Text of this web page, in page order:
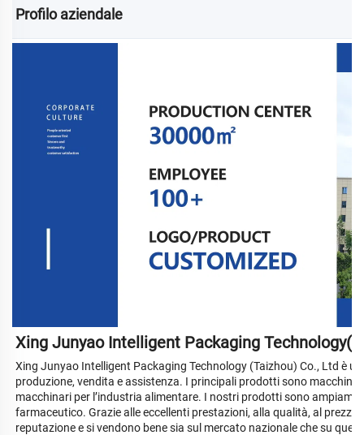
Profilo aziendale
Xing Junyao Intelligent Packaging
Xing Junyao Intelligent Packaging Technology (Taizhou) Co., Ltd è
produzione, vendita e assistenza. I principali prodotti sono
macchinari per l’industria alimentare. I nostri prodotti sono
farmaceutico. Grazie alle eccellenti prestazioni, alla qualità, al
reputazione e si vendono bene sia sul mercato nazionale che su